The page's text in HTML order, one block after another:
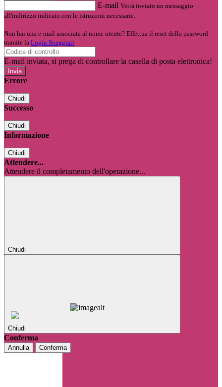
E-mail Verrà inviato un messaggio
all'indirizzo indicato con le istruzioni necessarie.
Non hai una e-mail associata al nome utente? Effettua il reset della password
tramite la Login Spaggiari
E-mail inviata, si prega di controllare la casella di posta elettronica!
Errore
Chiudi
Successo
Chiudi
Informazione
Chiudi
Attendere...
Attendere il completamento dell'operazione...
Chiudi
Chiudi
Conferma
Annulla Conferma